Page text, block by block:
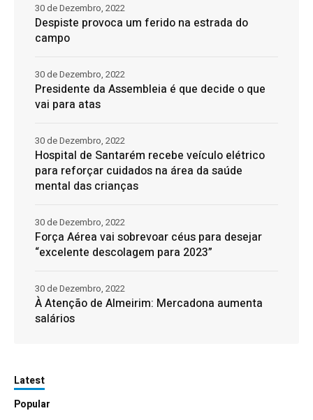
Despiste provoca um ferido na estrada do
campo
30 de Dezembro, 2022
Presidente da Assembleia é que decide o que
vai para atas
30 de Dezembro, 2022
Hospital de Santarém recebe veículo elétrico
para reforçar cuidados na área da saúde
mental das crianças
30 de Dezembro, 2022
Força Aérea vai sobrevoar céus para desejar
“excelente descolagem para 2023”
30 de Dezembro, 2022
À Atenção de Almeirim: Mercadona aumenta
salários
30 de Dezembro, 2022
Latest
Popular